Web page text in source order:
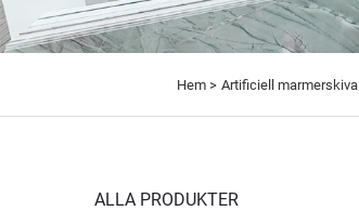
Hem > Artificiell marmerskiva
ALLA PRODUKTER